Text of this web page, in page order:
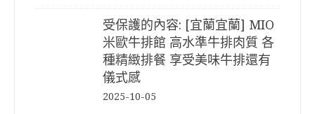
受保護的內容: [宜蘭宜蘭] MIO
米歐牛排館 高水準牛排肉質 各
種精緻排餐 享受美味牛排還有
儀式感
2025-10-05